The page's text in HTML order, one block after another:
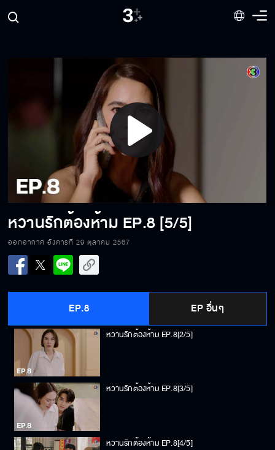
Play
Video
หวานรักต้องห้าม EP.8 [5/5]
ออกอากาศ อังคารที่ 29 ตุลาคม 2567
EP.8 EP อื่นๆ
หวานรักต้องห้าม EP.8[2/5]
หวานรักต้องห้าม EP.8[3/5]
หวานรักต้องห้าม EP.8[4/5]